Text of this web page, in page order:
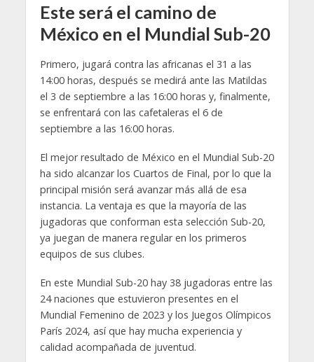
Este será el camino de
México en el Mundial Sub-20
Primero, jugará contra las africanas el 31 a las
14:00 horas, después se medirá ante las Matildas
el 3 de septiembre a las 16:00 horas y, finalmente,
se enfrentará con las cafetaleras el 6 de
septiembre a las 16:00 horas.
El mejor resultado de México en el Mundial Sub-20
ha sido alcanzar los Cuartos de Final, por lo que la
principal misión será avanzar más allá de esa
instancia. La ventaja es que la mayoría de las
jugadoras que conforman esta selección Sub-20,
ya juegan de manera regular en los primeros
equipos de sus clubes.
En este Mundial Sub-20 hay 38 jugadoras entre las
24 naciones que estuvieron presentes en el
Mundial Femenino de 2023 y los Juegos Olímpicos
París 2024, así que hay mucha experiencia y
calidad acompañada de juventud.